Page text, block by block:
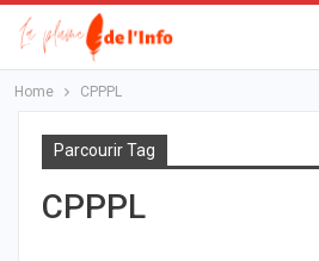
Home CPPPL
Parcourir Tag
CPPPL